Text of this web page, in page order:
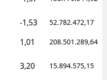
-1,53 52.782.472,17
1,01 208.501.289,64
3,20 15.894.575,15